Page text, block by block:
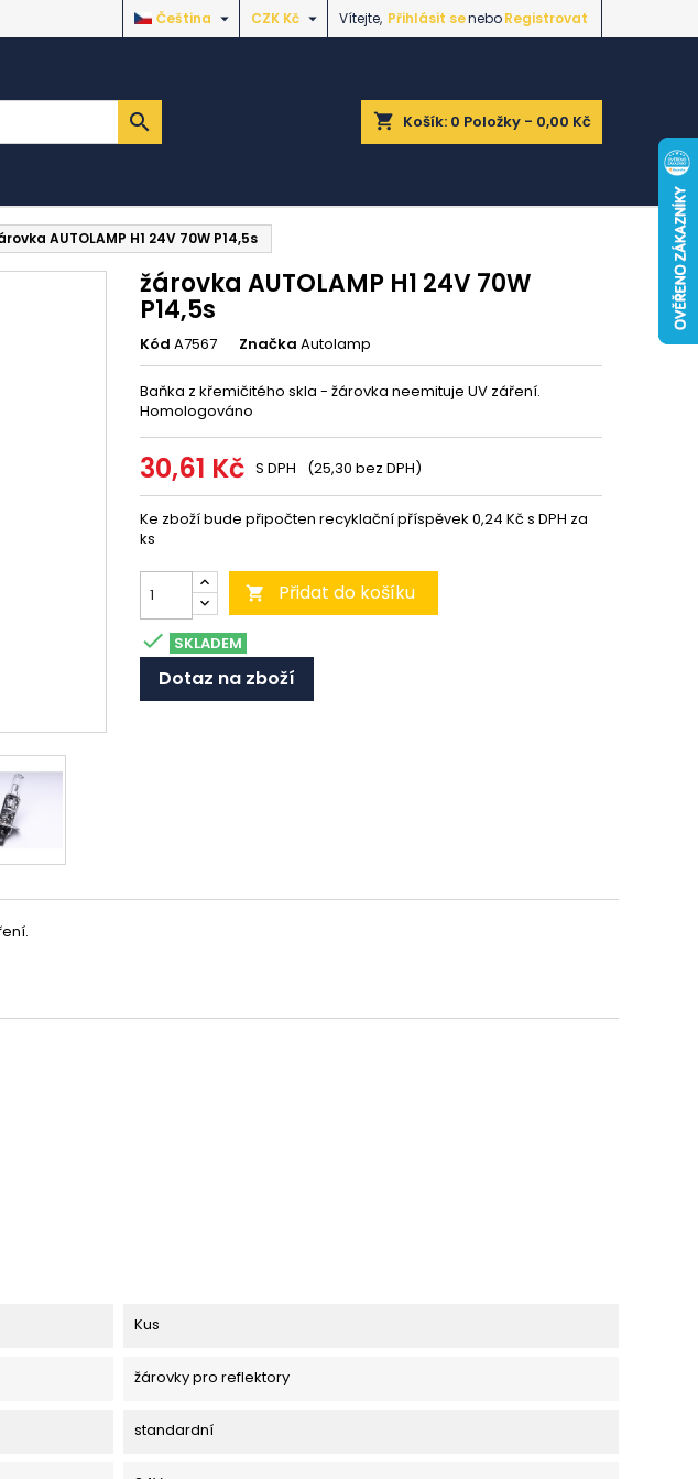
Vítejte, Přihlásit seneboRegistrovat
CZK Kč 
Čeština 
shopping_cart Košík: 0 Položky - 0,00 Kč

AUTOLAMP H1 24V 70W P14,5s
žárovka AUTOLAMP H1 24V 70W
P14,5s
Kód A7567 Značka Autolamp
Baňka z křemičitého skla - žárovka neemituje UV záření.
Homologováno
30,61 Kč S DPH (25,30 bez DPH)
Ke zboží bude připočten recyklační příspěvek 0,24 Kč s DPH za
ks
 Přidat do košíku
 SKLADEM
Dotaz na zboží
Kus
žárovky pro reflektory
standardní